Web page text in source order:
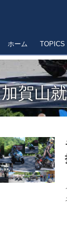
ホーム TOPICS
加賀山